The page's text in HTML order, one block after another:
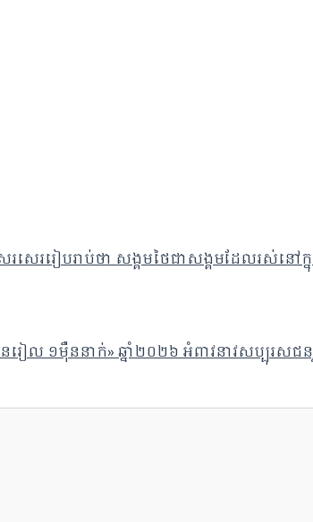
រសេររៀបរាប់ថា សង្គមថៃជាសង្គមដែលរស់
រៀល ១ម៉ឺននាក់» ឆ្នាំ២០២៦ អំពាវនាវសប្បុរសជន